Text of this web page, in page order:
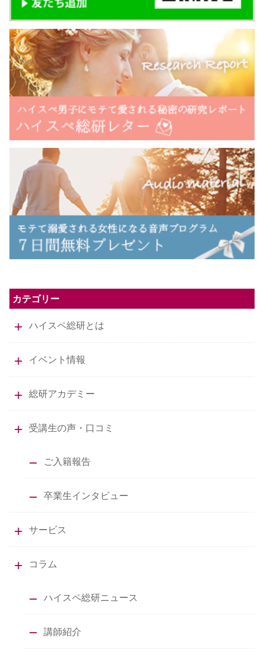
カテゴリー
ハイスペ総研とは
イベント情報
総研アカデミー
受講生の声・口コミ
ご入籍報告
卒業生インタビュー
サービス
コラム
ハイスペ総研ニュース
講師紹介